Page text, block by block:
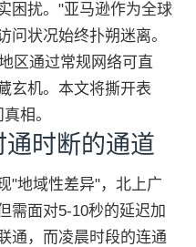
扰。"亚马逊作为全球
问状况始终扑朔迷离。
区通过常规网络可直
玄机。本文将撕开表
相。
时断的通道
"地域性差异"，北上广
需面对5-10秒的延迟加
通，而凌晨时段的连通